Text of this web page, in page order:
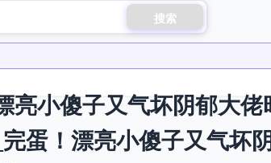
搜索
亮小傻子又气坏阴郁大
蛋！漂亮小傻子又气坏